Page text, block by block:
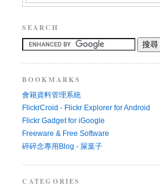
SEARCH
BOOKMARKS
會籍資料管理系統
FlickrCroid - Flickr Explorer for Android
Flickr Gadget for iGoogle
Freeware & Free Software
碎碎念專用Blog - 屎葉子
CATEGORIES